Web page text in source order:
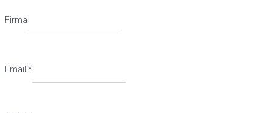
Firma
Email *